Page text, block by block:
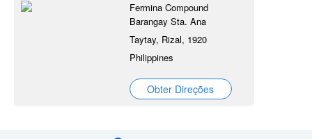
Fermina Compound
Barangay Sta. Ana
Taytay, Rizal, 1920
Philippines
Obter Direções